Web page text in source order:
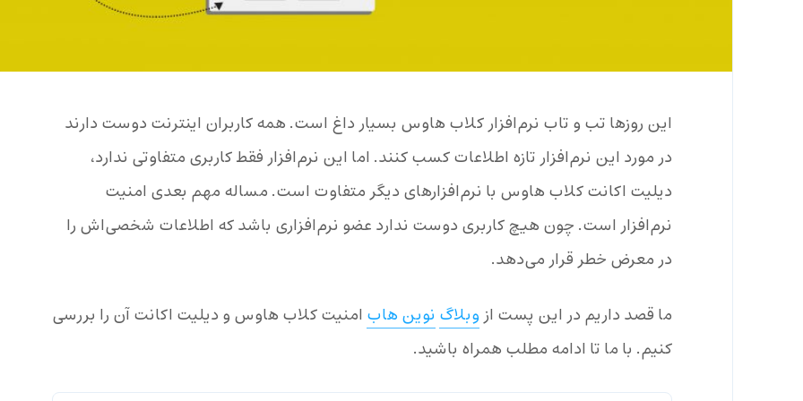
این روزها تب و تاب نرم‌افزار کلاب هاوس بسیار داغ است. همه کاربران اینترنت دوست دارند
در مورد این نرم‌افزار تازه اطلاعات کسب کنند. اما این نرم‌افزار فقط کاربری متفاوتی ندارد،
دیلیت اکانت کلاب هاوس با نرم‌افزارهای دیگر متفاوت است. مساله مهم بعدی امنیت
نرم‌افزار است. چون هیچ کاربری دوست ندارد عضو نرم‌افزاری باشد که اطلاعات شخصی‌اش را
در معرض خطر قرار می‌دهد.
ما قصد داریم در این پست از وبلاگ نوین هاب امنیت کلاب هاوس و دیلیت اکانت آن را بررسی
کنیم. با ما تا ادامه مطلب همراه باشید.